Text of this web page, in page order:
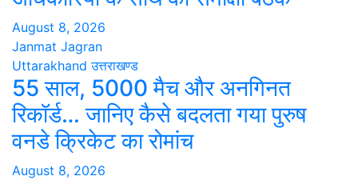
August 8, 2026
Janmat Jagran
Uttarakhand उत्तराखण्ड
55 साल, 5000 मैच और अनगिनत
रिकॉर्ड… जानिए कैसे बदलता गया पुरुष
वनडे क्रिकेट का रोमांच
August 8, 2026